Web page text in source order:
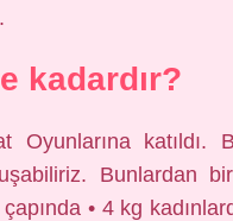
kadardır?
katıldı.
Bunlardan
• 4 kg